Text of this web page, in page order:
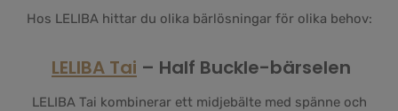
Hos LELIBA hittar du olika bärlösningar för olika behov:
LELIBA Tai – Half Buckle-bärselen
LELIBA Tai kombinerar ett midjebälte med spänne och